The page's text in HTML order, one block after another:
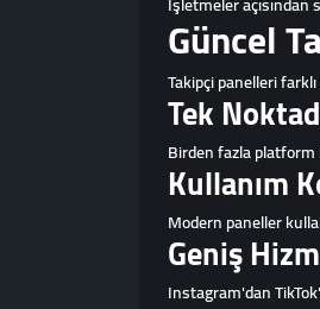
Güncel
Takipçi panelleri
Tek
Birden fazla
Kullanım
Modern paneller
Geniş
Instagram'dan